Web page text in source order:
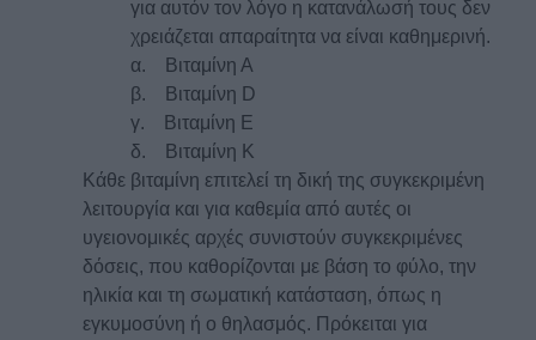
για αυτόν τον λόγο η κατανάλωσή τους δεν
χρειάζεται απαραίτητα να είναι καθημερινή.
α. Βιταμίνη Α
β. Βιταμίνη D
γ. Βιταμίνη Ε
δ. Βιταμίνη Κ
Κάθε βιταμίνη επιτελεί τη δική της συγκεκριμένη
λειτουργία και για καθεμία από αυτές οι
υγειονομικές αρχές συνιστούν συγκεκριμένες
δόσεις, που καθορίζονται με βάση το φύλο, την
ηλικία και τη σωματική κατάσταση, όπως η
εγκυμοσύνη ή ο θηλασμός. Πρόκειται για